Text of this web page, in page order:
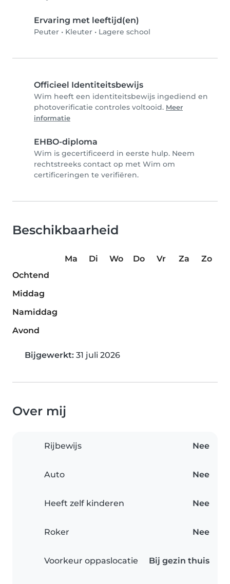
Ervaring met leeftijd(en)
Peuter • Kleuter • Lagere school
Officieel Identiteitsbewijs
Wim heeft een identiteitsbewijs ingediend en
photoverificatie controles voltooid. Meer
informatie
EHBO-diploma
Wim is gecertificeerd in eerste hulp. Neem
rechtstreeks contact op met Wim om
certificeringen te verifiëren.
Beschikbaarheid
Ma Di Wo Do Vr Za
Zo
Ochtend
Middag
Namiddag
Avond
Bijgewerkt: 31 juli 2026
Over mij
Rijbewijs Nee
Auto Nee
Heeft zelf kinderen Nee
Roker Nee
Voorkeur oppaslocatie Bij gezin thuis